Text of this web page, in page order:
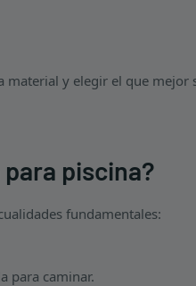
material y elegir el que mejor
piscina?
fundamentales:
para caminar.